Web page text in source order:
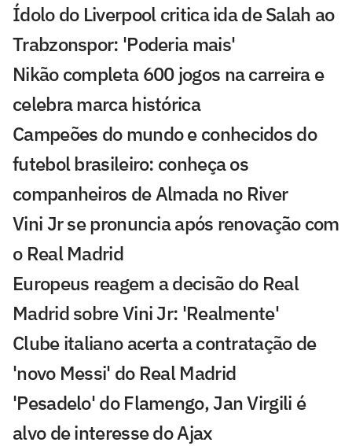
Ídolo do Liverpool critica ida de Salah ao
Trabzonspor: 'Poderia mais'
Nikão completa 600 jogos na carreira e
celebra marca histórica
Campeões do mundo e conhecidos do
futebol brasileiro: conheça os
companheiros de Almada no River
Vini Jr se pronuncia após renovação com
o Real Madrid
Europeus reagem a decisão do Real
Madrid sobre Vini Jr: 'Realmente'
Clube italiano acerta a contratação de
'novo Messi' do Real Madrid
'Pesadelo' do Flamengo, Jan Virgili é
alvo de interesse do Ajax